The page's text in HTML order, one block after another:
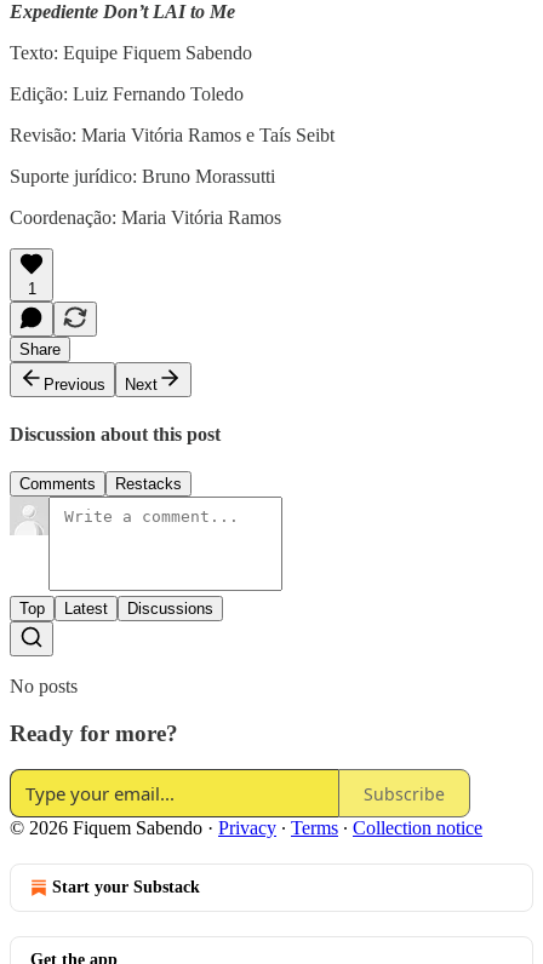
Expediente Don’t LAI to Me
Texto: Equipe Fiquem Sabendo
Edição: Luiz Fernando Toledo
Revisão: Maria Vitória Ramos e Taís Seibt
Suporte jurídico: Bruno Morassutti
Coordenação: Maria Vitória Ramos
1
Share
Previous
Next
Discussion about this post
Comments Restacks
Top Latest Discussions
No posts
Ready for more?
Subscribe
© 2026 Fiquem Sabendo · Privacy ∙ Terms ∙ Collection notice
Start your Substack
Get the app